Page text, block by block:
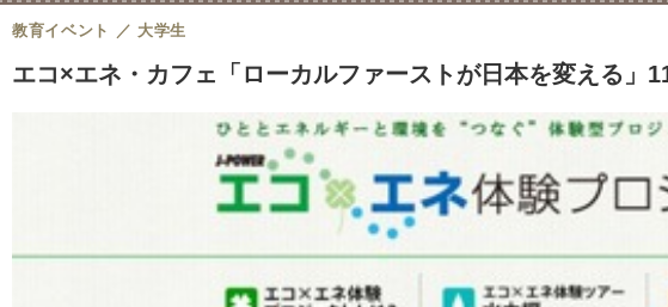
エコ×エネ・カフェ「ローカルファーストが日本を変える」
教育イベント 大学生